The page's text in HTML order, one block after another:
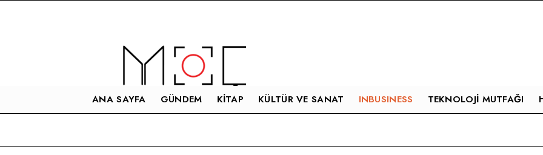
ANA SAYFA GÜNDEM KITAP KÜLTÜR VE SANAT INBUSINESS TEKNOLOJI MUTFAĞI